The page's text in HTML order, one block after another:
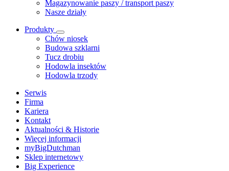
Magazynowanie paszy / transport paszy
Nasze działy
Produkty
Chów niosek
Budowa szklarni
Tucz drobiu
Hodowla insektów
Hodowla trzody
Serwis
Firma
Kariera
Kontakt
Aktualności & Historie
Więcej informacji
myBigDutchman
Sklep internetowy
Big Experience